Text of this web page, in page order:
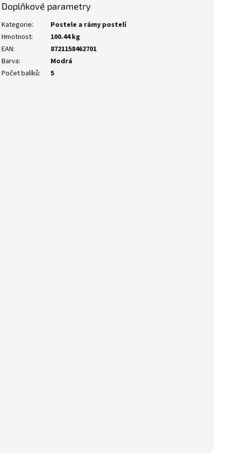
Doplňkové parametry
Kategorie:
Postele a rámy postelí
Hmotnost:
100.44 kg
EAN:
8721158462701
Barva:
Modrá
Počet balíků: 5